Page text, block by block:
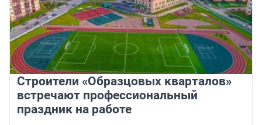
Строители «Образцовых кварталов»
встречают профессиональный
праздник на работе